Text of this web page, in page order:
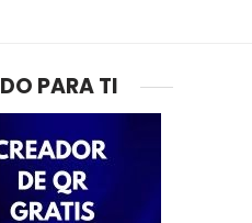
PARA TI